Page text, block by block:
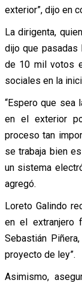
exterior”, dijo en
La dirigenta,
dijo que pasadas
de 10 mil votos
sociales en la
“Espero que sea
en el exterior
proceso tan
se trabaja bien
un sistema
agregó.
Loreto Galindo
en el extranjero
Sebastián
proyecto de ley”.
Asimismo,